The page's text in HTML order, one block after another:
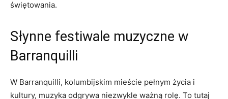
świętowania.
Słynne festiwale muzyczne w
Barranquilli
W Barranquilli, kolumbijskim⁣ mieście pełnym​ życia i⁤
kultury,​ muzyka odgrywa ⁣niezwykle ważną⁣ rolę.​ To tutaj⁤